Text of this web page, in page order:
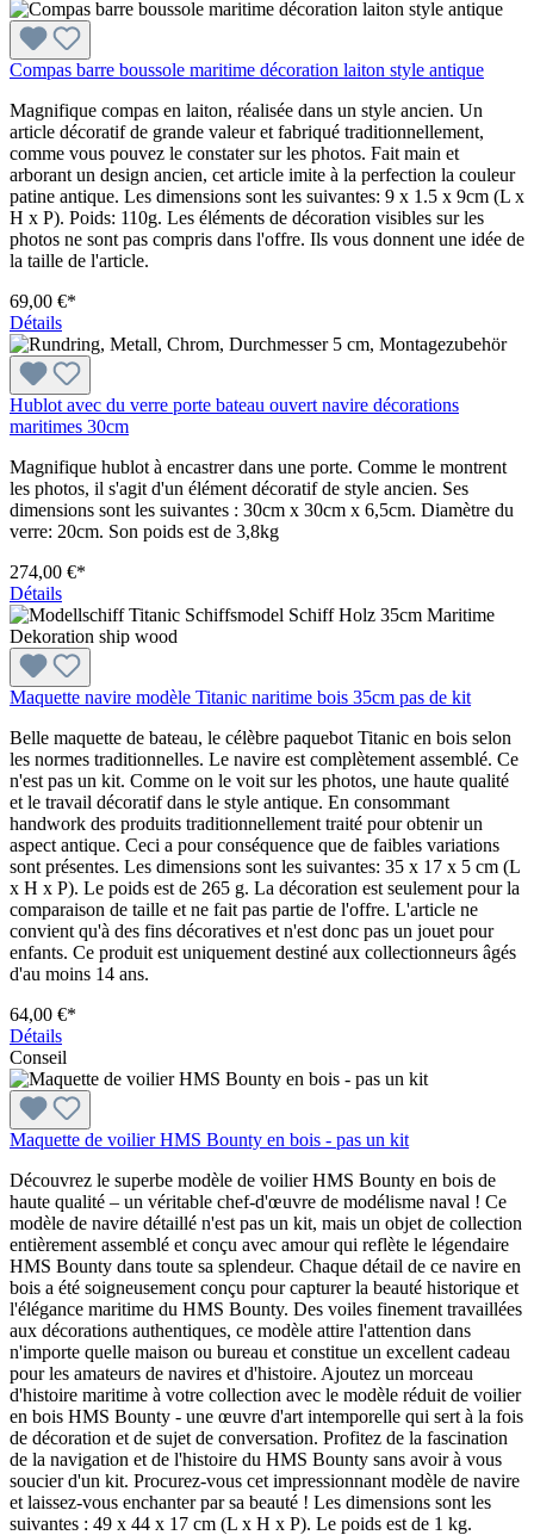
Compas barre boussole maritime décoration laiton style antique
Magnifique compas en laiton, réalisée dans un style ancien. Un
article décoratif de grande valeur et fabriqué traditionnellement,
comme vous pouvez le constater sur les photos. Fait main et
arborant un design ancien, cet article imite à la perfection la couleur
patine antique. Les dimensions sont les suivantes: 9 x 1.5 x 9cm (L x
H x P). Poids: 110g. Les éléments de décoration visibles sur les
photos ne sont pas compris dans l'offre. Ils vous donnent une idée de
la taille de l'article.
69,00 €*
Détails
Hublot avec du verre porte bateau ouvert navire décorations
maritimes 30cm
Magnifique hublot à encastrer dans une porte. Comme le montrent
les photos, il s'agit d'un élément décoratif de style ancien. Ses
dimensions sont les suivantes : 30cm x 30cm x 6,5cm. Diamètre du
verre: 20cm. Son poids est de 3,8kg
274,00 €*
Détails
Maquette navire modèle Titanic naritime bois 35cm pas de kit
Belle maquette de bateau, le célèbre paquebot Titanic en bois selon
les normes traditionnelles. Le navire est complètement assemblé. Ce
n'est pas un kit. Comme on le voit sur les photos, une haute qualité
et le travail décoratif dans le style antique. En consommant
handwork des produits traditionnellement traité pour obtenir un
aspect antique. Ceci a pour conséquence que de faibles variations
sont présentes. Les dimensions sont les suivantes: 35 x 17 x 5 cm (L
x H x P). Le poids est de 265 g. La décoration est seulement pour la
comparaison de taille et ne fait pas partie de l'offre. L'article ne
convient qu'à des fins décoratives et n'est donc pas un jouet pour
enfants. Ce produit est uniquement destiné aux collectionneurs âgés
d'au moins 14 ans.
64,00 €*
Détails
Conseil
Maquette de voilier HMS Bounty en bois - pas un kit
Découvrez le superbe modèle de voilier HMS Bounty en bois de
haute qualité – un véritable chef-d'œuvre de modélisme naval ! Ce
modèle de navire détaillé n'est pas un kit, mais un objet de collection
entièrement assemblé et conçu avec amour qui reflète le légendaire
HMS Bounty dans toute sa splendeur. Chaque détail de ce navire en
bois a été soigneusement conçu pour capturer la beauté historique et
l'élégance maritime du HMS Bounty. Des voiles finement travaillées
aux décorations authentiques, ce modèle attire l'attention dans
n'importe quelle maison ou bureau et constitue un excellent cadeau
pour les amateurs de navires et d'histoire. Ajoutez un morceau
d'histoire maritime à votre collection avec le modèle réduit de voilier
en bois HMS Bounty - une œuvre d'art intemporelle qui sert à la fois
de décoration et de sujet de conversation. Profitez de la fascination
de la navigation et de l'histoire du HMS Bounty sans avoir à vous
soucier d'un kit. Procurez-vous cet impressionnant modèle de navire
et laissez-vous enchanter par sa beauté ! Les dimensions sont les
suivantes : 49 x 44 x 17 cm (L x H x P). Le poids est de 1 kg.